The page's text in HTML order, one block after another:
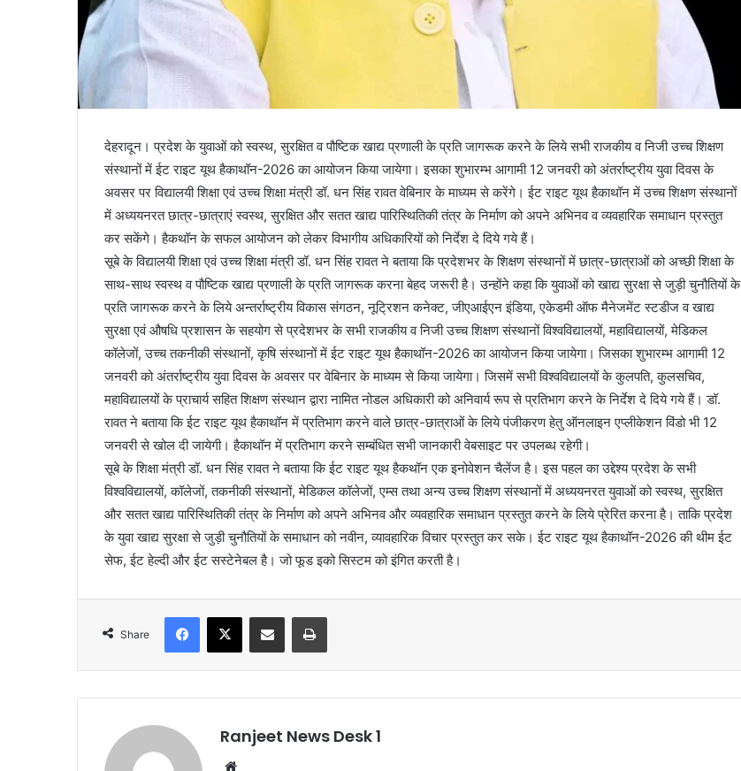
देहरादून। प्रदेश के युवाओं को स्वस्थ, सुरक्षित व पौष्टिक खाद्य प्रणाली के प्रति जागरूक करने के लिये सभी राजकीय व निजी उच्च शिक्षण
संस्थानों में ईट राइट यूथ हैकाथॉन-2026 का आयोजन किया जायेगा। इसका शुभारम्भ आगामी 12 जनवरी को अंतर्राष्ट्रीय युवा दिवस के
अवसर पर विद्यालयी शिक्षा एवं उच्च शिक्षा मंत्री डॉ. धन सिंह रावत वेबिनार के माध्यम से करेंगे। ईट राइट यूथ हैकाथॉन में उच्च शिक्षण संस्थानों
में अध्ययनरत छात्र-छात्राएं स्वस्थ, सुरक्षित और सतत खाद्य पारिस्थितिकी तंत्र के निर्माण को अपने अभिनव व व्यवहारिक समाधान प्रस्तुत
कर सकेंगे। हैकथॉन के सफल आयोजन को लेकर विभागीय अधिकारियों को निर्देश दे दिये गये हैं।
सूबे के विद्यालयी शिक्षा एवं उच्च शिक्षा मंत्री डॉ. धन सिंह रावत ने बताया कि प्रदेशभर के शिक्षण संस्थानों में छात्र-छात्राओं को अच्छी शिक्षा के
साथ-साथ स्वस्थ व पौष्टिक खाद्य प्रणाली के प्रति जागरूक करना बेहद जरूरी है। उन्होंने कहा कि युवाओं को खाद्य सुरक्षा से जुड़ी चुनौतियों के
प्रति जागरूक करने के लिये अन्तर्राष्ट्रीय विकास संगठन, नूट्रिशन कनेक्ट, जीएआईएन इंडिया, एकेडमी ऑफ मैनेजमेंट स्टडीज व खाद्य
सुरक्षा एवं औषधि प्रशासन के सहयोग से प्रदेशभर के सभी राजकीय व निजी उच्च शिक्षण संस्थानों विश्वविद्यालयों, महाविद्यालयों, मेडिकल
कॉलेजों, उच्च तकनीकी संस्थानों, कृषि संस्थानों में ईट राइट यूथ हैकाथॉन-2026 का आयोजन किया जायेगा। जिसका शुभारम्भ आगामी 12
जनवरी को अंतर्राष्ट्रीय युवा दिवस के अवसर पर वेबिनार के माध्यम से किया जायेगा। जिसमें सभी विश्वविद्यालयों के कुलपति, कुलसचिव,
महाविद्यालयों के प्राचार्य सहित शिक्षण संस्थान द्वारा नामित नोडल अधिकारी को अनिवार्य रूप से प्रतिभाग करने के निर्देश दे दिये गये हैं। डॉ.
रावत ने बताया कि ईट राइट यूथ हैकाथॉन में प्रतिभाग करने वाले छात्र-छात्राओं के लिये पंजीकरण हेतु ऑनलाइन एप्लीकेशन विंडो भी 12
जनवरी से खोल दी जायेगी। हैकाथॉन में प्रतिभाग करने सम्बंधित सभी जानकारी वेबसाइट पर उपलब्ध रहेगी।
सूबे के शिक्षा मंत्री डॉ. धन सिंह रावत ने बताया कि ईट राइट यूथ हैकथॉन एक इनोवेशन चैलेंज है। इस पहल का उद्देश्य प्रदेश के सभी
विश्वविद्यालयों, कॉलेजों, तकनीकी संस्थानों, मेडिकल कॉलेजों, एम्स तथा अन्य उच्च शिक्षण संस्थानों में अध्ययनरत युवाओं को स्वस्थ, सुरक्षित
और सतत खाद्य पारिस्थितिकी तंत्र के निर्माण को अपने अभिनव और व्यवहारिक समाधान प्रस्तुत करने के लिये प्रेरित करना है। ताकि प्रदेश
के युवा खाद्य सुरक्षा से जुड़ी चुनौतियों के समाधान को नवीन, व्यावहारिक विचार प्रस्तुत कर सके। ईट राइट यूथ हैकाथॉन-2026 की थीम ईट
सेफ, ईट हेल्दी और ईट सस्टेनेबल है। जो फूड इको सिस्टम को इंगित करती है।
Share
Ranjeet News Desk 1